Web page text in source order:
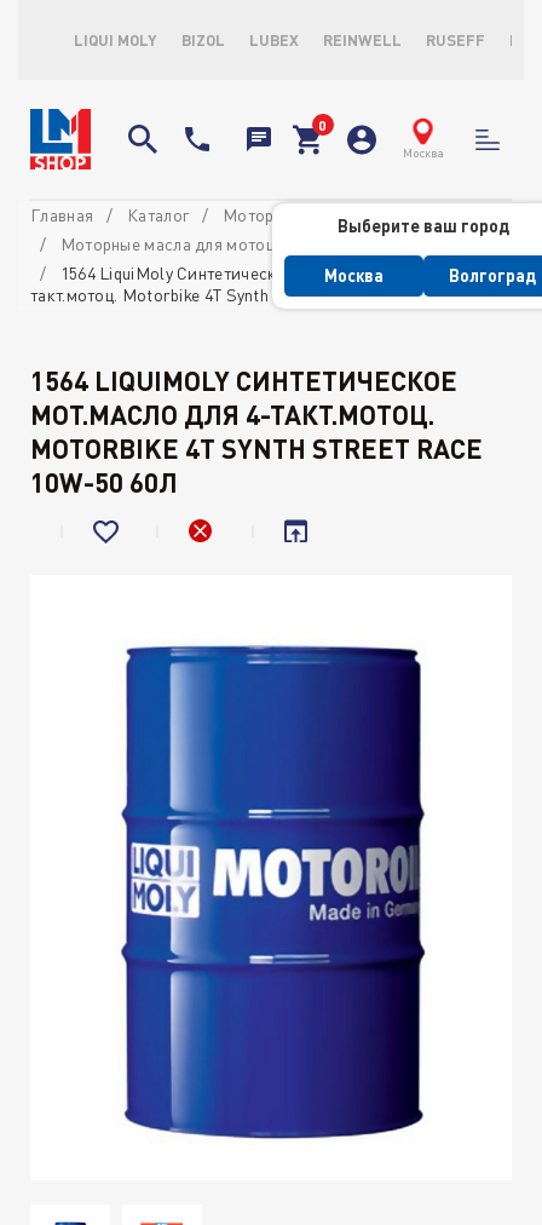
LIQUI MOLY BIZOL LUBEX REINWELL RUSEFF
Москва
Выберите ваш город
Москва Волгоград
Главная Каталог
Моторные масла
Моторные масла для мотоциклов
1564 LiquiMoly Синтетическое мот.масло для 4-
такт.мотоц. Motorbike 4T Synth Street Race 10W-50 60л
1564 LIQUIMOLY СИНТЕТИЧЕСКОЕ
МОТ.МАСЛО ДЛЯ 4-ТАКТ.МОТОЦ.
MOTORBIKE 4T SYNTH STREET RACE
10W-50 60Л